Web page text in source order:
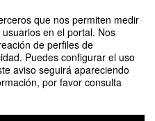
que nos permiten medir
en el portal. Nos
de perfiles de
Puedes configurar el uso
aviso seguirá apareciendo
por favor consulta